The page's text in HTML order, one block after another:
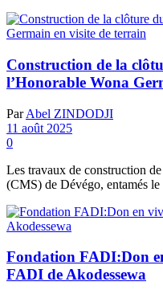
Construction de la
l’Honorable Wona
Par Abel ZINDODJI
11 août 2025
0
Les travaux de construction
(CMS) de Dévégo, entamés
Fondation FADI:Don
FADI de Akodessewa